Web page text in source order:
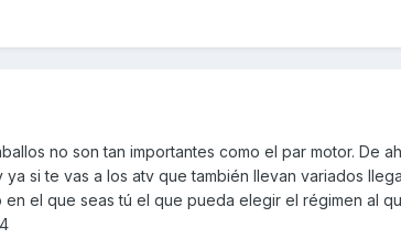
no son tan importantes como el par motor. De
si te vas a los atv que también llevan variados
el que seas tú el que pueda elegir el régimen al